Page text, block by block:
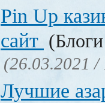
Pin Up
сайт
(26.03.2021 /
Лучшие